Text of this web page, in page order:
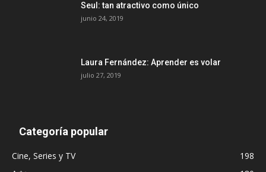
Seul: tan atractivo como único
junio 24, 2019
Laura Fernández: Aprender es volar
julio 27, 2019
Categoría popular
Cine, Series y TV
198